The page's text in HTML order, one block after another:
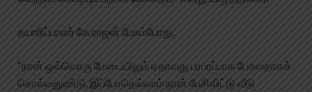
தயாரிப்பாளர் கே ராஜன் பேசும்போது,
“நான் ஒவ்வொரு மேடையிலும் ஏதாவது பரபரப்பாக பேசுவதாகச்
சொல்வதுண்டு. இப்போதெல்லாம் நான் பேசிவிட்டு வீடு